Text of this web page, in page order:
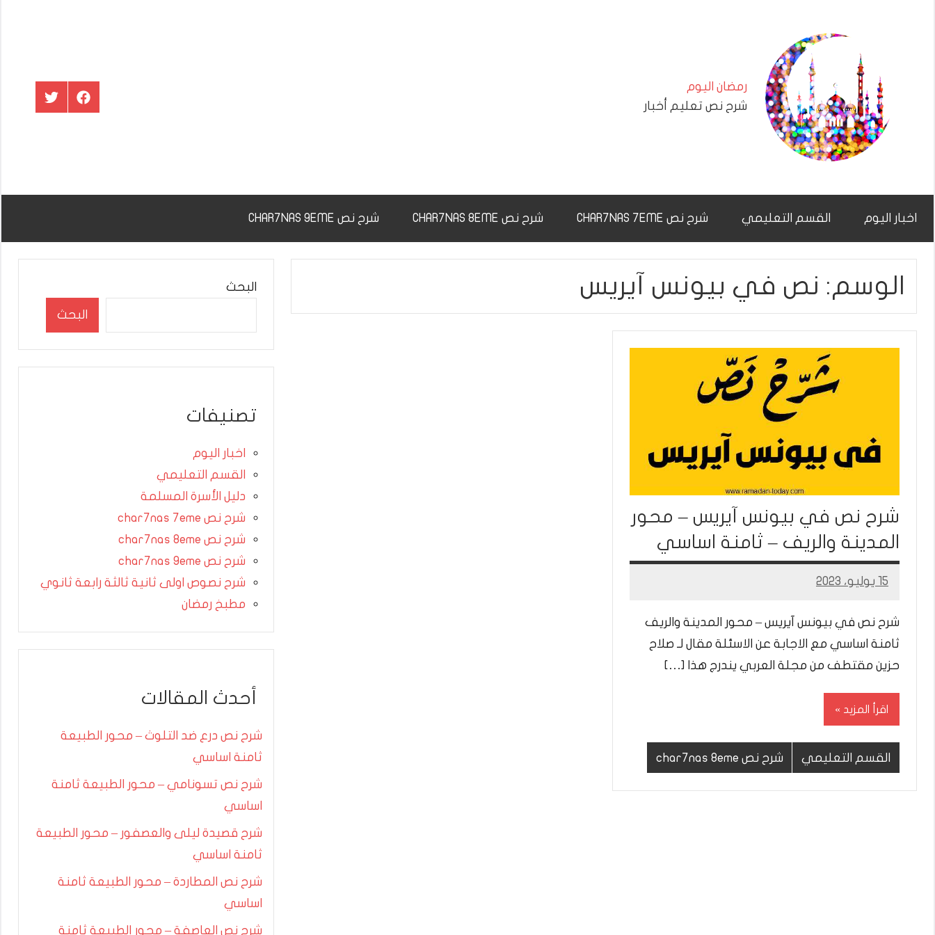
رمضان اليوم
شرح نص تعليم أخبار
عنصر
عنصر
اخبار اليوم القسم التعليمي شرح نص CHAR7NAS 7EME شرح نص CHAR7NAS 8EME شرح نص CHAR7NAS 9EME
الوسم: نص في بيونس آيريس
شرح نص في بيونس آيريس – محور
المدينة والريف – ثامنة اساسي
15 يوليو، 2023
Mohamed
شرح نص في بيونس آيريس – محور المدينة والريف
ثامنة اساسي مع الاجابة عن الاسئلة مقال لـ صلاح
حزين مقتطف من مجلة العربي يندرج هذا […]
اقرأ المزيد
القسم التعليمي شرح نص char7nas 8eme
البحث
البحث
تصنيفات
اخبار اليوم
القسم التعليمي
دليل الأسرة المسلمة
شرح نص char7nas 7eme
شرح نص char7nas 8eme
شرح نص char7nas 9eme
شرح نصوص اولى ثانية ثالثة رابعة ثانوي
مطبخ رمضان
أحدث المقالات
شرح نص درع ضد التلوث – محور الطبيعة
ثامنة اساسي
شرح نص تسونامي – محور الطبيعة ثامنة
اساسي
شرح قصيدة ليلى والعصفور – محور الطبيعة
ثامنة اساسي
شرح نص المطاردة – محور الطبيعة ثامنة
اساسي
شرح نص العاصفة – محور الطبيعة ثامنة